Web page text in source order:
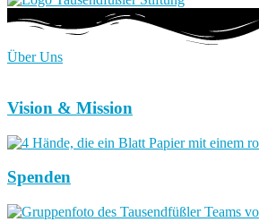
Über Uns
Vision & Mission
Spenden